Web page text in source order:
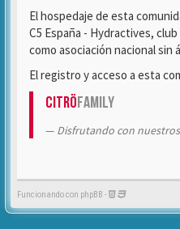
El hospedaje de esta
C5 España - Hydractives,
como asociación nacional sin
El registro y acceso a esta
CitröFamily
Disfrutando con
Funcionando con phpBB -